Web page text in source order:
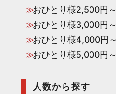
おひとり様2,500円～
おひとり様3,000円～
おひとり様4,000円～
おひとり様5,000円～
人数から探す